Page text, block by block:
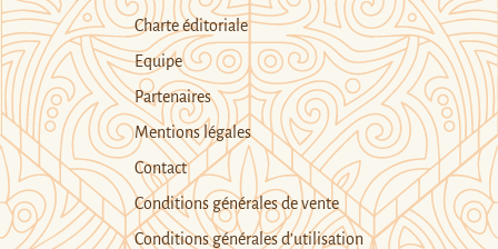
Charte éditoriale
Equipe
Partenaires
Mentions légales
Contact
Conditions générales de vente
Conditions générales d’utilisation